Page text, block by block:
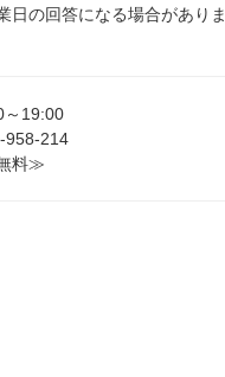
日の回答になる場合がありま
～19:00
958-214
料≫